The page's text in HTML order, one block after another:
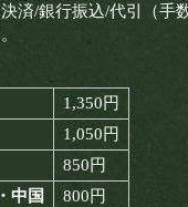
決済/銀行振込/代引（手
1,350円
1,050円
850円
中国
800円